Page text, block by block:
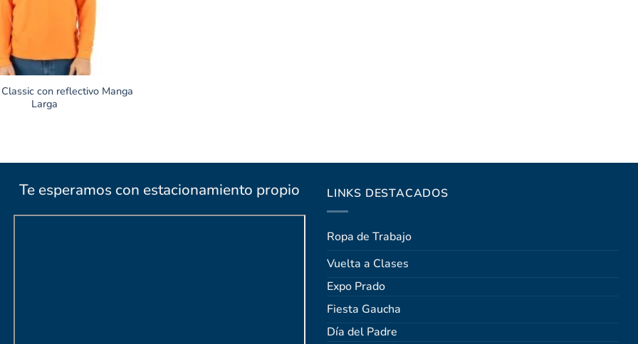
con reflectivo Manga
Larga
Te esperamos con estacionamiento propio LINKS DESTACADOS
Ropa de Trabajo
Vuelta a Clases
Expo Prado
Fiesta Gaucha
Día del Padre